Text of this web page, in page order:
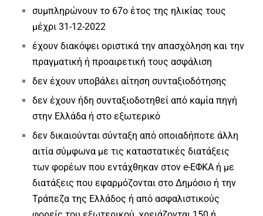
συμπληρώνουν το 67ο έτος της ηλικίας τους
μέχρι 31-12-2022
έχουν διακόψει οριστικά την απασχόληση και την
πραγματική ή προαιρετική τους ασφάλιση
δεν έχουν υποβάλει αίτηση συνταξιοδότησης
δεν έχουν ήδη συνταξιοδοτηθεί από καμία πηγή
στην Ελλάδα ή στο εξωτερικό
δεν δικαιούνται σύνταξη από οποιαδήποτε άλλη
αιτία σύμφωνα με τις καταστατικές διατάξεις
των φορέων που εντάχθηκαν στον e-ΕΦΚΑ ή με
διατάξεις που εφαρμόζονται στο Δημόσιο ή την
Τράπεζα της Ελλάδος ή από ασφαλιστικούς